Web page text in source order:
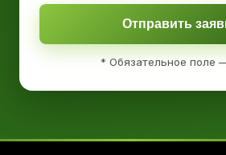
Отправить
* Обязательное поле